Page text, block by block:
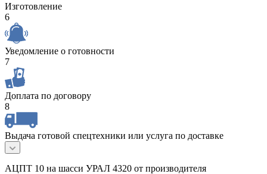
Изготовление
6
Уведомление о готовности
7
Доплата по договору
8
Выдача готовой спецтехники или услуга по доставке
АЦПТ 10 на шасси УРАЛ 4320 от производителя